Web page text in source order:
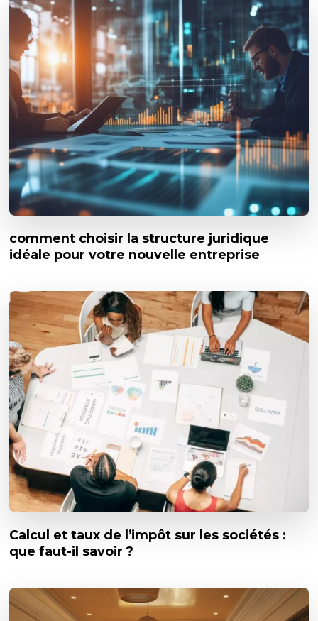
comment choisir la structure juridique
idéale pour votre nouvelle entreprise
Calcul et taux de l’impôt sur les sociétés :
que faut-il savoir ?